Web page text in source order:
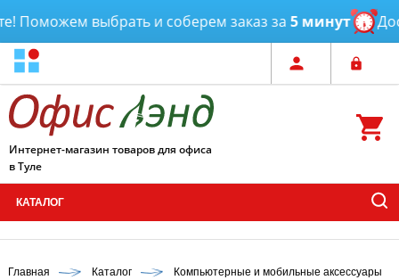
выбрать и соберем заказ за 5 минут
Интернет-магазин товаров для офиса
в Туле
КАТАЛОГ
Главная Каталог Компьютерные и мобильные аксессуары